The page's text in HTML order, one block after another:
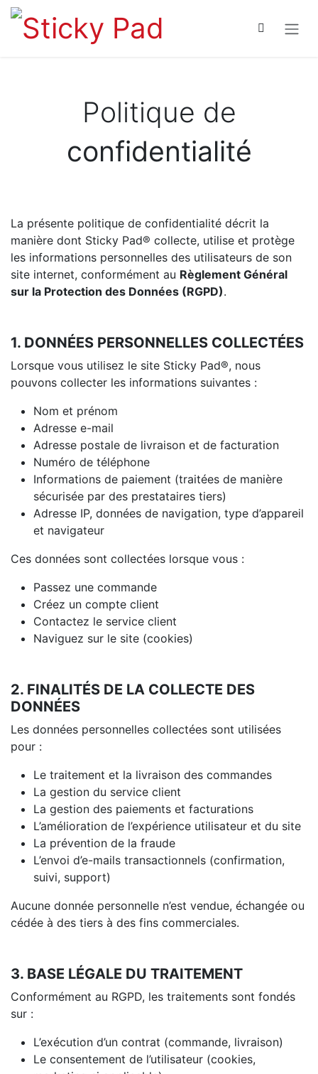
Se rendre au contenu
Politique de
confidentialité
La présente politique de confidentialité décrit la
manière dont Sticky Pad® collecte, utilise et protège
les informations personnelles des utilisateurs de son
site internet, conformément au Règlement Général
sur la Protection des Données (RGPD).
1. DONNÉES PERSONNELLES COLLECTÉES
Lorsque vous utilisez le site Sticky Pad®, nous
pouvons collecter les informations suivantes :
Nom et prénom
Adresse e-mail
Adresse postale de livraison et de facturation
Numéro de téléphone
Informations de paiement (traitées de manière
sécurisée par des prestataires tiers)
Adresse IP, données de navigation, type d’appareil
et navigateur
Ces données sont collectées lorsque vous :
Passez une commande
Créez un compte client
Contactez le service client
Naviguez sur le site (cookies)
2. FINALITÉS DE LA COLLECTE DES
DONNÉES
Les données personnelles collectées sont utilisées
pour :
Le traitement et la livraison des commandes
La gestion du service client
La gestion des paiements et facturations
L’amélioration de l’expérience utilisateur et du site
La prévention de la fraude
L’envoi d’e-mails transactionnels (confirmation,
suivi, support)
Aucune donnée personnelle n’est vendue, échangée ou
cédée à des tiers à des fins commerciales.
3. BASE LÉGALE DU TRAITEMENT
Conformément au RGPD, les traitements sont fondés
sur :
L’exécution d’un contrat (commande, livraison)
Le consentement de l’utilisateur (cookies,